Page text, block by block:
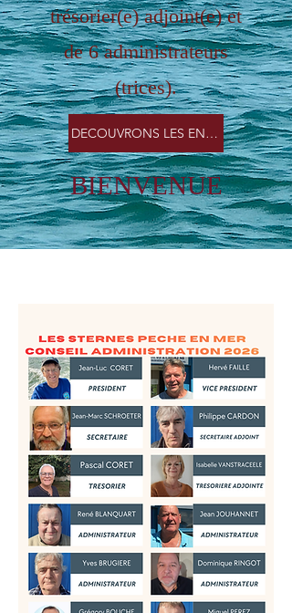
trésorier(e) adjoint(e) et
de 6 administrateurs
(trices).
DECOUVRONS LES ENSEMBLE
BIENVENUE